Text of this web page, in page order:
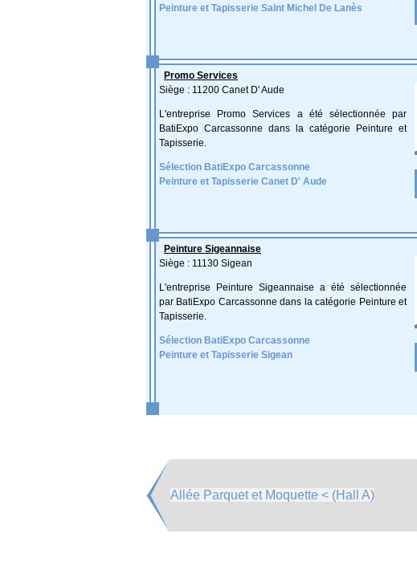
Peinture et Tapisserie Saint Michel De Lanès
Promo Services
Siège : 11200 Canet D' Aude
L'entreprise Promo Services a été sélectionnée par
BatiExpo Carcassonne dans la catégorie Peinture et
Tapisserie.
Sélection BatiExpo Carcassonne
Peinture et Tapisserie Canet D' Aude
Peinture Sigeannaise
Siège : 11130 Sigean
L'entreprise Peinture Sigeannaise a été sélectionnée
par BatiExpo Carcassonne dans la catégorie Peinture et
Tapisserie.
Sélection BatiExpo Carcassonne
Peinture et Tapisserie Sigean
Allée Parquet et Moquette < (Hall A)